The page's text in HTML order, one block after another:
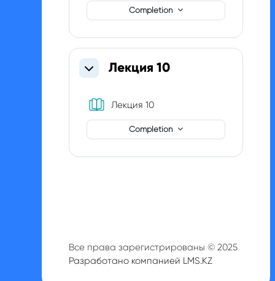
Completion
CollapseЛекция 10
Лекция 10Book
Completion
Все права зарегистрированы © 2025
Разработано компанией LMS.KZ